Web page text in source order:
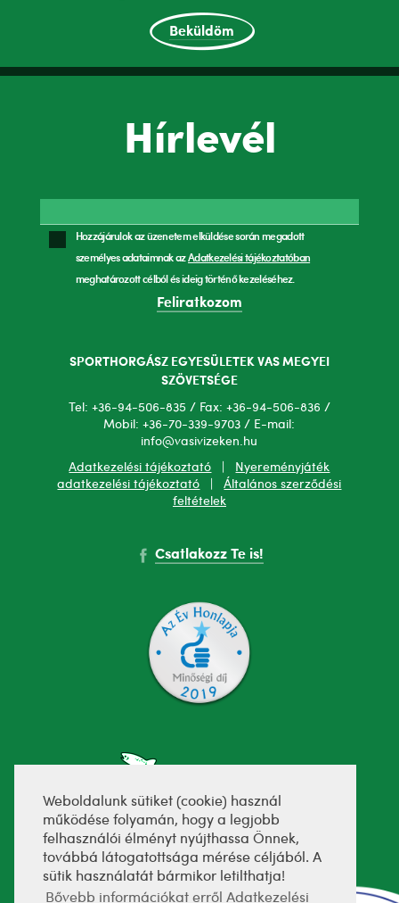
Weboldalunk sütiket (cookie) használ
működése folyamán, hogy a legjobb
felhasználói élményt nyújthassa Önnek,
továbbá látogatottsága mérése céljából. A
sütik használatát bármikor letilthatja!
Bővebb információkat erről Adatkezelési
Beküldöm
Hírlevél
Hozzájárulok az üzenetem elküldése során megadott
személyes adataimnak azAdatkezelési tájékoztatóban
meghatározott célból és ideig történő kezeléséhez.
Feliratkozom
SPORTHORGÁSZ EGYESÜLETEK VAS MEGYEI
SZÖVETSÉGE
Tel: +36-94-506-835 / Fax: +36-94-506-836 /
Mobil: +36-70-339-9703 / E-mail:
info@vasivizeken.hu
Adatkezelési tájékoztató
Nyereményjáték
adatkezelési tájékoztató |Általános szerződési
feltételek
Csatlakozz Te is!
fejlesztette: